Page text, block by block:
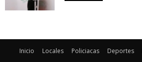
Inicio Locales Policiacas Deportes